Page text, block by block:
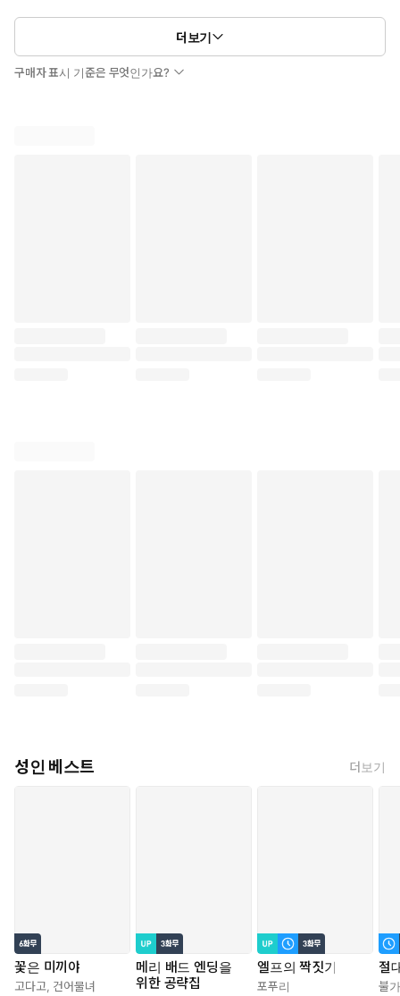
더보기
구매자 표시 기준은 무엇인가요?
성인 베스트 더보기
꽃은 미끼야
고다고, 건어물녀
메리 배드 엔딩을
위한 공략집
엘프의 짝짓기
포푸리
절
불